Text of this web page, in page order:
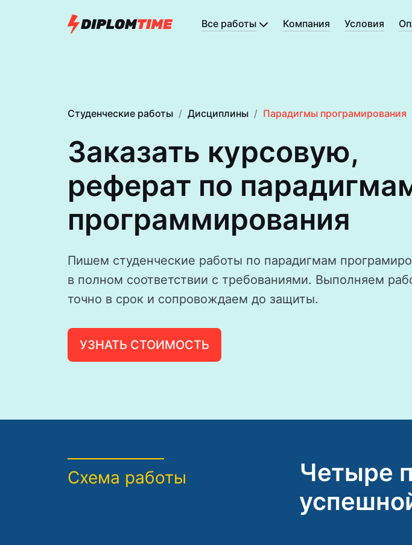
Все работы Компания Условия
Студенческие работы Дисциплины Парадигмы програмирования
Заказать курсовую,
реферат по
программиро­вания
Пишем студенческие работы по парадигмам
в полном соответствии с требованиями. Выполняем
точно в срок и сопровождаем до защиты.
УЗНАТЬ СТОИМОСТЬ
Схема работы
Четыре